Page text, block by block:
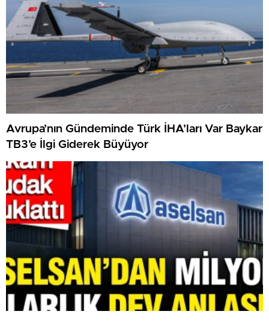
Avrupa’nın Gündeminde Türk İHA’ları Var Baykar
TB3’e İlgi Giderek Büyüyor